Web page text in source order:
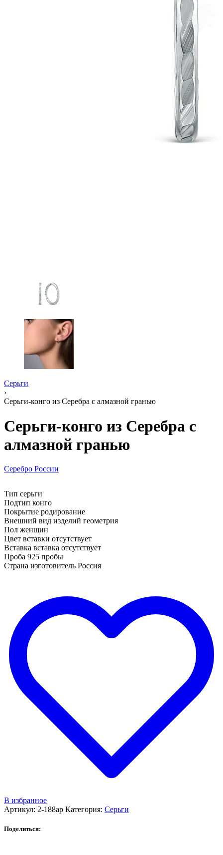
Серьги
›
Серьги-конго из Серебра с алмазной гранью
Серьги-конго из Серебра с
алмазной гранью
Серебро России
Тип серьги
Подтип конго
Покрытие родирование
Внешний вид изделий геометрия
Пол женщин
Цвет вставки отсутствует
Вставка вставка отсутствует
Проба 925 пробы
Страна изготовитель Россия
В избранное
Артикул: 2-188ар Категория: Серьги
Поделиться: